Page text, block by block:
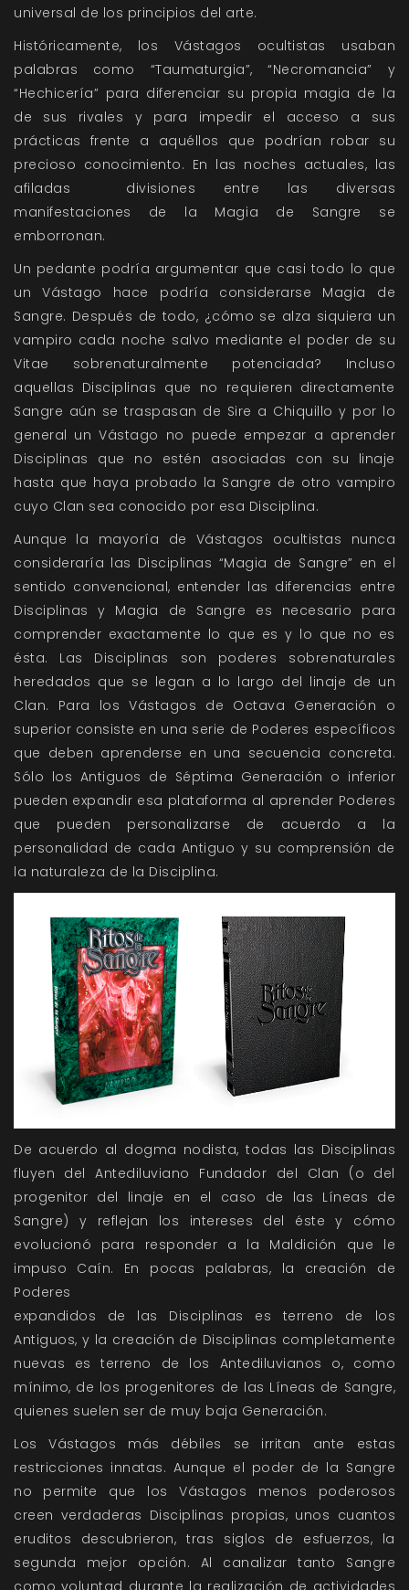
universal de los principios del arte.
Históricamente, los Vástagos ocultistas usaban
palabras como “Taumaturgia”, “Necromancia” y
“Hechicería” para diferenciar su propia magia de la
de sus rivales y para impedir el acceso a sus
prácticas frente a aquéllos que podrían robar su
precioso conocimiento. En las noches actuales, las
afiladas divisiones entre las diversas
manifestaciones de la Magia de Sangre se
emborronan.
Un pedante podría argumentar que casi todo lo que
un Vástago hace podría considerarse Magia de
Sangre. Después de todo, ¿cómo se alza siquiera un
vampiro cada noche salvo mediante el poder de su
Vitae sobrenaturalmente potenciada? Incluso
aquellas Disciplinas que no requieren directamente
Sangre aún se traspasan de Sire a Chiquillo y por lo
general un Vástago no puede empezar a aprender
Disciplinas que no estén asociadas con su linaje
hasta que haya probado la Sangre de otro vampiro
cuyo Clan sea conocido por esa Disciplina.
Aunque la mayoría de Vástagos ocultistas nunca
consideraría las Disciplinas “Magia de Sangre” en el
sentido convencional, entender las diferencias entre
Disciplinas y Magia de Sangre es necesario para
comprender exactamente lo que es y lo que no es
ésta. Las Disciplinas son poderes sobrenaturales
heredados que se legan a lo largo del linaje de un
Clan. Para los Vástagos de Octava Generación o
superior consiste en una serie de Poderes específicos
que deben aprenderse en una secuencia concreta.
Sólo los Antiguos de Séptima Generación o inferior
pueden expandir esa plataforma al aprender Poderes
que pueden personalizarse de acuerdo a la
personalidad de cada Antiguo y su comprensión de
la naturaleza de la Disciplina.
De acuerdo al dogma nodista, todas las Disciplinas
fluyen del Antediluviano Fundador del Clan (o del
progenitor del linaje en el caso de las Líneas de
Sangre) y reflejan los intereses del éste y cómo
evolucionó para responder a la Maldición que le
impuso Caín. En pocas palabras, la creación de
Poderes
expandidos de las Disciplinas es terreno de los
Antiguos, y la creación de Disciplinas completamente
nuevas es terreno de los Antediluvianos o, como
mínimo, de los progenitores de las Líneas de Sangre,
quienes suelen ser de muy baja Generación.
Los Vástagos más débiles se irritan ante estas
restricciones innatas. Aunque el poder de la Sangre
no permite que los Vástagos menos poderosos
creen verdaderas Disciplinas propias, unos cuantos
eruditos descubrieron, tras siglos de esfuerzos, la
segunda mejor opción. Al canalizar tanto Sangre